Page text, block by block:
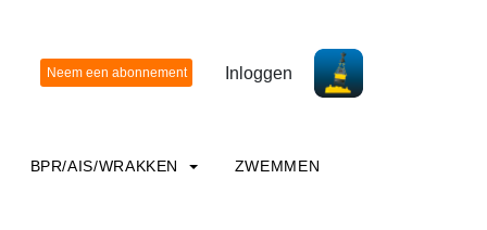
Inloggen
BPR/AIS/WRAKKEN ZWEMMEN